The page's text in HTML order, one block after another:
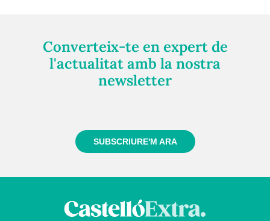
Converteix-te en expert de
l'actualitat amb la nostra
newsletter
SUBSCRIURE'M ARA